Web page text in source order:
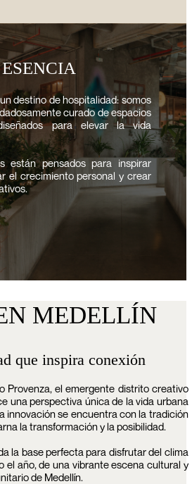
destino de hospitalidad: somos
curado de espacios
para elevar la vida
están pensados para inspirar
el crecimiento personal y crear
MEDELLÍN
que inspira conexión
Provenza, el emergente distrito creativo
una perspectiva única de la vida urbana
innovación se encuentra con la tradición
la transformación y la posibilidad.
la base perfecta para disfrutar del clima
el año, de una vibrante escena cultural y
de Medellín.